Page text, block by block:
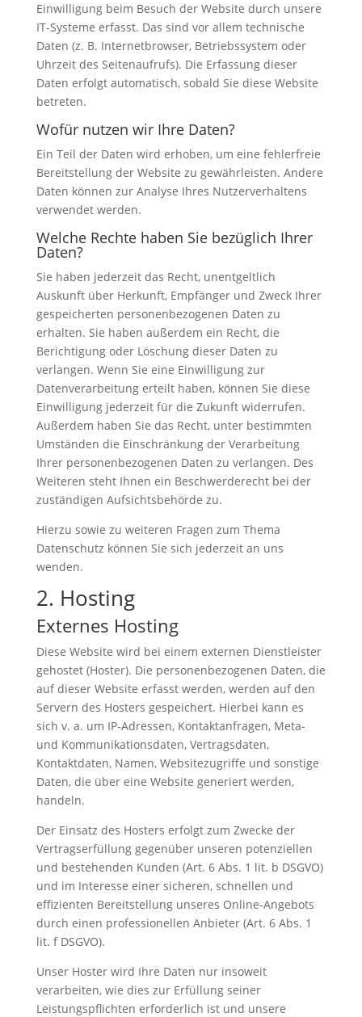
Einwilligung beim Besuch der Website durch unsere
IT-Systeme erfasst. Das sind vor allem technische
Daten (z. B. Internetbrowser, Betriebssystem oder
Uhrzeit des Seitenaufrufs). Die Erfassung dieser
Daten erfolgt automatisch, sobald Sie diese Website
betreten.
Wofür nutzen wir Ihre Daten?
Ein Teil der Daten wird erhoben, um eine fehlerfreie
Bereitstellung der Website zu gewährleisten. Andere
Daten können zur Analyse Ihres Nutzerverhaltens
verwendet werden.
Welche Rechte haben Sie bezüglich Ihrer
Daten?
Sie haben jederzeit das Recht, unentgeltlich
Auskunft über Herkunft, Empfänger und Zweck Ihrer
gespeicherten personenbezogenen Daten zu
erhalten. Sie haben außerdem ein Recht, die
Berichtigung oder Löschung dieser Daten zu
verlangen. Wenn Sie eine Einwilligung zur
Datenverarbeitung erteilt haben, können Sie diese
Einwilligung jederzeit für die Zukunft widerrufen.
Außerdem haben Sie das Recht, unter bestimmten
Umständen die Einschränkung der Verarbeitung
Ihrer personenbezogenen Daten zu verlangen. Des
Weiteren steht Ihnen ein Beschwerderecht bei der
zuständigen Aufsichtsbehörde zu.
Hierzu sowie zu weiteren Fragen zum Thema
Datenschutz können Sie sich jederzeit an uns
wenden.
2. Hosting
Externes Hosting
Diese Website wird bei einem externen Dienstleister
gehostet (Hoster). Die personenbezogenen Daten, die
auf dieser Website erfasst werden, werden auf den
Servern des Hosters gespeichert. Hierbei kann es
sich v. a. um IP-Adressen, Kontaktanfragen, Meta-
und Kommunikationsdaten, Vertragsdaten,
Kontaktdaten, Namen, Websitezugriffe und sonstige
Daten, die über eine Website generiert werden,
handeln.
Der Einsatz des Hosters erfolgt zum Zwecke der
Vertragserfüllung gegenüber unseren potenziellen
und bestehenden Kunden (Art. 6 Abs. 1 lit. b DSGVO)
und im Interesse einer sicheren, schnellen und
effizienten Bereitstellung unseres Online-Angebots
durch einen professionellen Anbieter (Art. 6 Abs. 1
lit. f DSGVO).
Unser Hoster wird Ihre Daten nur insoweit
verarbeiten, wie dies zur Erfüllung seiner
Leistungspflichten erforderlich ist und unsere